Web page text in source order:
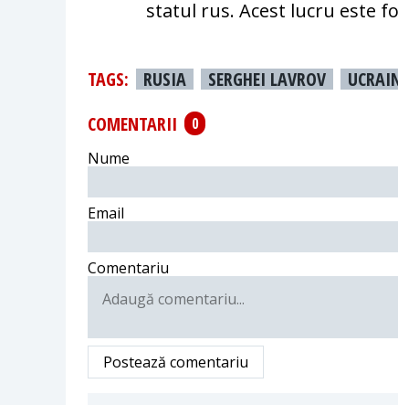
statul rus. Acest lucru este
TAGS: RUSIA SERGHEI LAVROV
COMENTARII
0
Nume
Email
Comentariu
Postează comentariu